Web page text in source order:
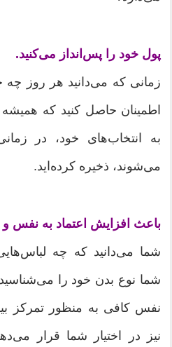
پول خود را پس‌انداز می‌کنید.
زمانی که می‌دانید هر روز چه
اطمینان حاصل کنید که
به انتخاب‌های خود، در
می‌شوند، ذخیره کرده‌اید.
باعث افزایش اعتماد به نفس
شما می‌دانید که چه
شما نوع بدن خود را
نفس کافی به منظور تمرکز
نیز در اختیار شما قرار